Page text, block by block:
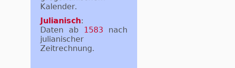
Kalender.
Julianisch:
Daten ab 1583 nach
julianischer
Zeitrechnung.